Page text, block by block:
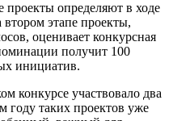
проекты определяют в ходе
втором этапе проекты,
оценивает конкурсная
получит 100
инициатив.
конкурсе участвовало два
году таких проектов уже